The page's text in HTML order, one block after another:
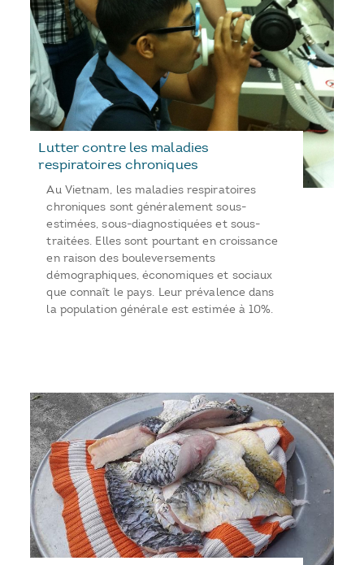
Lutter contre les maladies
respiratoires chroniques
Au Vietnam, les maladies respiratoires
chroniques sont généralement sous-
estimées, sous-diagnostiquées et sous-
traitées. Elles sont pourtant en croissance
en raison des bouleversements
démographiques, économiques et sociaux
que connaît le pays. Leur prévalence dans
la population générale est estimée à 10%.